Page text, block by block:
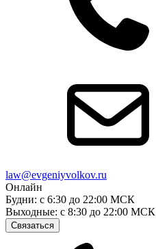
law@evgeniyvolkov.ru
Онлайн
Будни: с 6:30 до 22:00 МСК
Выходные: с 8:30 до 22:00 МСК
Связаться